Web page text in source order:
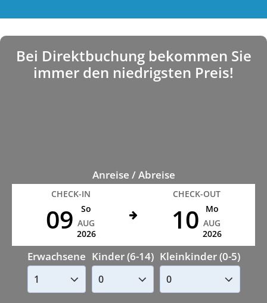
Bei Direktbuchung bekommen Sie
immer den niedrigsten Preis!
Anreise / Abreise
CHECK-IN
09
So
AUG
2026
CHECK-OUT
10
Mo
AUG
2026
Erwachsene Kinder (6-14) Kleinkinder (0-5)